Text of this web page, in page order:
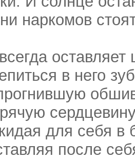
наркомов
в него
для себя в
после